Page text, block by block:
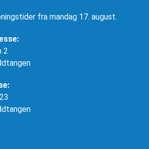
fra mandag 17. august.
2